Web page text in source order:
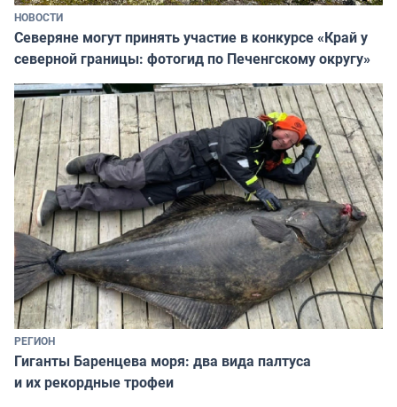
НОВОСТИ
Северяне могут принять участие в конкурсе «Край у
северной границы: фотогид по Печенгскому округу»
РЕГИОН
Гиганты Баренцева моря: два вида палтуса
и их рекордные трофеи